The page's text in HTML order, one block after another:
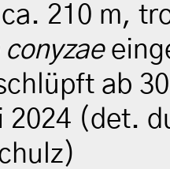
210 m,
ab
2024 (det.